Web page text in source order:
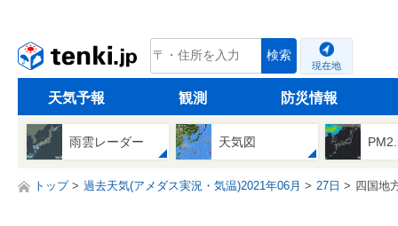
tenki.jp 検索
現在地
天気予報 観測 防災情報
雨雲レーダー 天気図
トップ 過去天気(アメダス実況・気温)2021年06月 27日 四国地